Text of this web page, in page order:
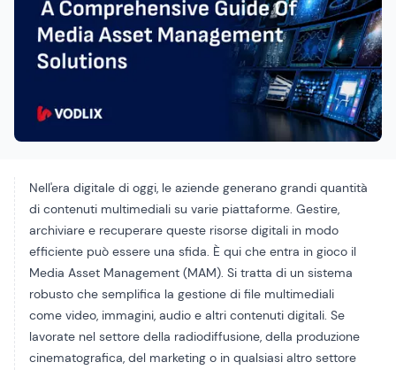
Nell'era digitale di oggi, le aziende generano grandi quantità
di contenuti multimediali su varie piattaforme. Gestire,
archiviare e recuperare queste risorse digitali in modo
efficiente può essere una sfida. È qui che entra in gioco il
Media Asset Management (MAM). Si tratta di un sistema
robusto che semplifica la gestione di file multimediali
come video, immagini, audio e altri contenuti digitali. Se
lavorate nel settore della radiodiffusione, della produzione
cinematografica, del marketing o in qualsiasi altro settore